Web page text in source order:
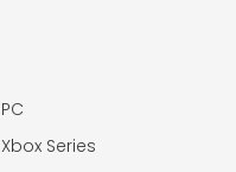
PC
Xbox Series